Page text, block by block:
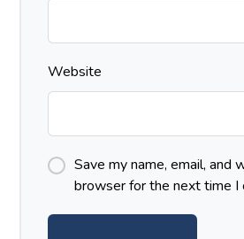
Website
Save my name, email, and
browser for the next time I